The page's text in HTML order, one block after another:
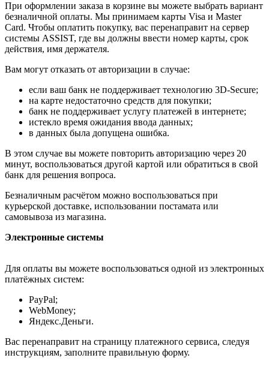
При оформлении заказа в корзине вы можете выбрать вариант
безналичной оплаты. Мы принимаем карты Visa и Master
Card. Чтобы оплатить покупку, вас перенаправит на сервер
системы ASSIST, где вы должны ввести номер карты, срок
действия, имя держателя.
Вам могут отказать от авторизации в случае:
если ваш банк не поддерживает технологию 3D-Secure;
на карте недостаточно средств для покупки;
банк не поддерживает услугу платежей в интернете;
истекло время ожидания ввода данных;
в данных была допущена ошибка.
В этом случае вы можете повторить авторизацию через 20
минут, воспользоваться другой картой или обратиться в свой
банк для решения вопроса.
Безналичным расчётом можно воспользоваться при
курьерской доставке, использовании постамата или
самовывоза из магазина.
Электронные системы
Для оплаты вы можете воспользоваться одной из электронных
платёжных систем:
PayPal;
WebMoney;
Яндекс.Деньги.
Вас перенаправит на страницу платежного сервиса, следуя
инструкциям, заполните правильную форму.